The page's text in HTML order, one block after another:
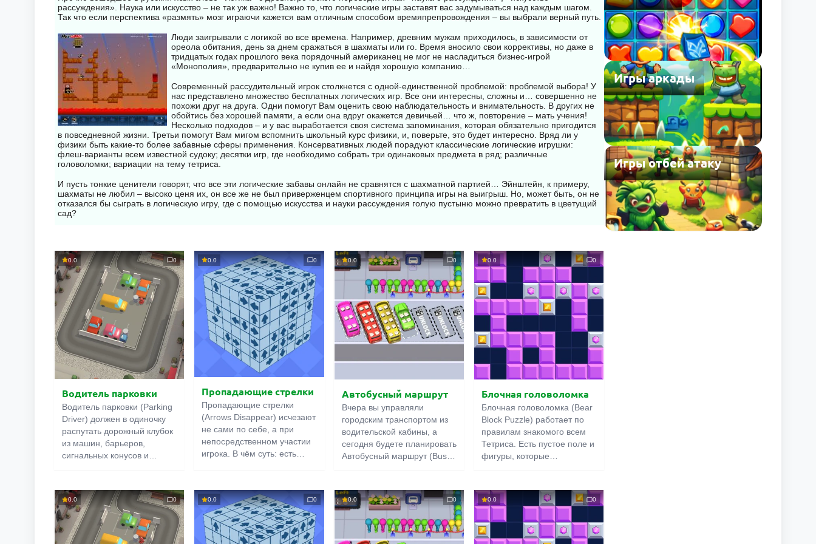
нельзя смешивать. Вы не
сможете положить апельсин
на банан или киви – только
на другой апельсин.
постоянно растёт, а
чтобы много.
на живых под покровом
местности и собирайте
осколки метеорита, чтобы
стать сильнее.
диагональной. Чтобы
разместить шар на поле,
кликните по изображению
стрелочки вверху экрана.
Удачи!
рассуждения». Наука или искусство – не так уж важно! Важно то, что логические игры заставят вас задумываться над каждым шагом.
Так что если перспектива «размять» мозг играючи кажется вам отличным способом времяпрепровождения – вы выбрали верный путь.
Люди заигрывали с логикой во все времена. Например, древним мужам приходилось, в зависимости от
ореола обитания, день за днем сражаться в шахматы или го. Время вносило свои коррективы, но даже в
тридцатых годах прошлого века порядочный американец не мог не насладиться бизнес-игрой
«Монополия», предварительно не купив ее и найдя хорошую компанию…
Современный рассудительный игрок столкнется с одной-единственной проблемой: проблемой выбора! У
нас представлено множество бесплатных логических игр. Все они интересны, сложны и… совершенно не
похожи друг на друга. Одни помогут Вам оценить свою наблюдательность и внимательность. В других не
обойтись без хорошей памяти, а если она вдруг окажется девичьей… что ж, повторение – мать учения!
Несколько подходов – и у вас выработается своя система запоминания, которая обязательно пригодится
в повседневной жизни. Третьи помогут Вам мигом вспомнить школьный курс физики, и, поверьте, это будет интересно. Вряд ли у
физики быть какие-то более забавные сферы применения. Консервативных людей порадуют классические логические игрушки:
флеш-варианты всем известной судоку; десятки игр, где необходимо собрать три одинаковых предмета в ряд; различные
головоломки; вариации на тему тетриса.
И пусть тонкие ценители говорят, что все эти логические забавы онлайн не сравнятся с шахматной партией… Эйнштейн, к примеру,
шахматы не любил – высоко ценя их, он все же не был приверженцем спортивного принципа игры на выигрыш. Но, может быть, он не
отказался бы сыграть в логическую игру, где с помощью искусства и науки рассуждения голую пустыню можно превратить в цветущий
сад?
0.0 0
Водитель парковки
Водитель парковки (Parking
Driver) должен в одиночку
распутать дорожный клубок
из машин, барьеров,
сигнальных конусов и
непроходимую на первый
взгляд головоломку. Её
можно решить, если
внимательно изучить
стоянку и построить
0.0 0
Пропадающие стрелки
Пропадающие стрелки
(Arrows Disappear) исчезают
не сами по себе, а при
непосредственном участии
игрока. В чём суть: есть
квадратов, которую нужно
разобрать. По очереди
вытаскивайте составные
части, следя за тем, чтобы
они не мешали друг другу.
0.0 0
Автобусный маршрут
Вчера вы управляли
городским транспортом из
водительской кабины, а
сегодня будете планировать
Автобусный маршрут (Bus
распределять граждан по
машинам в соответствии с
их цветом. При этом нужно
учитывать направление
выезда, а также
0.0 0
Блочная головоломка
Блочная головоломка (Bear
Block Puzzle) работает по
правилам знакомого всем
Тетриса. Есть пустое поле и
фигуры, которые
от оригинала, эта игра
пошаговая, имеет два
дополнительные цели.
Например, собрать
0.0 0 0.0 0 0.0 0 0.0 0
Игры аркады
Игры отбей атаку